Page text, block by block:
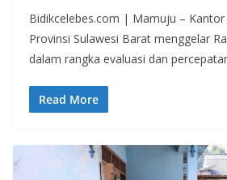
Bidikcelebes.com | Mamuju – Kantor
Provinsi Sulawesi Barat menggelar
dalam rangka evaluasi dan
Read More